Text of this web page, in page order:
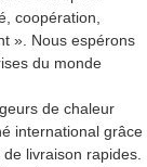
coopération,
». Nous espérons
du monde
de chaleur
international grâce
livraison rapides.